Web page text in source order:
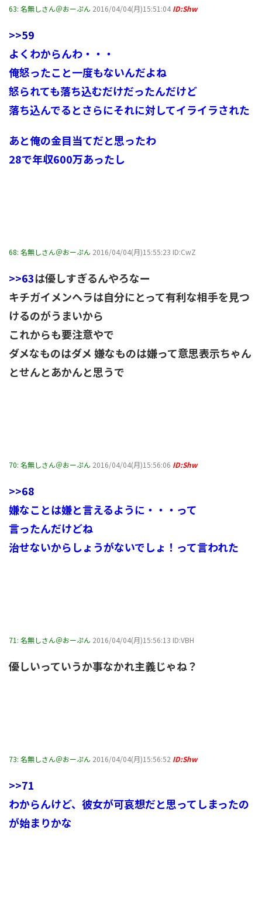
63: 名無しさん＠おーぷん 2016/04/04(月)15:51:04 ID:Shw
>>59
よくわからんわ・・・
俺怒ったこと一度もないんだよね
怒られても落ち込むだけだったんだけど
落ち込んでるとさらにそれに対してイライラされた
あと俺の金目当てだと思ったわ
28で年収600万あったし
68: 名無しさん＠おーぷん 2016/04/04(月)15:55:23 ID:CwZ
>>63は優しすぎるんやろなー
キチガイメンヘラは自分にとって有利な相手を見つ
けるのがうまいから
これからも要注意やで
ダメなものはダメ 嫌なものは嫌って意思表示ちゃん
とせんとあかんと思うで
70: 名無しさん＠おーぷん 2016/04/04(月)15:56:06 ID:Shw
>>68
嫌なことは嫌と言えるように・・・って
言ったんだけどね
治せないからしょうがないでしょ！って言われた
71: 名無しさん＠おーぷん 2016/04/04(月)15:56:13 ID:VBH
優しいっていうか事なかれ主義じゃね？
73: 名無しさん＠おーぷん 2016/04/04(月)15:56:52 ID:Shw
>>71
わからんけど、彼女が可哀想だと思ってしまったの
が始まりかな